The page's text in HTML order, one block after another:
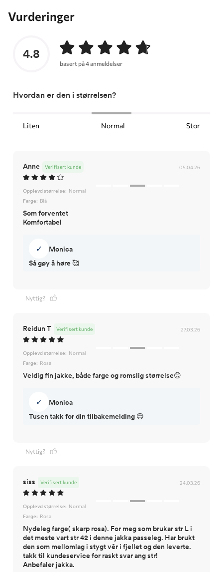
Vurderinger
4.8
basert på 4 anmeldelser
Hvordan er den i størrelsen?
Liten Normal Stor
Anne 05.04.26
Verifisert kunde
Opplevd størrelse: Normal
Farge: Blå
Som forventet
Komfortabel
✓
Monica
Så gøy å høre 🥰
Nyttig?
Reidun T 27.03.26
Verifisert kunde
Opplevd størrelse: Normal
Farge: Rosa
Veldig fin jakke, både farge og romslig størrelse😊
✓
Monica
Tusen takk for din tilbakemelding 😊
Nyttig?
siss 24.03.26
Verifisert kunde
Opplevd størrelse: Normal
Farge: Rosa
Nydeleg farge( skarp rosa). For meg som brukar str L i
det meste vart str 42 i denne jakka passeleg. Har brukt
den som mellomlag i stygt vêr i fjellet og den leverte.
takk til kundeservice for raskt svar ang str!
Anbefaler jakka.